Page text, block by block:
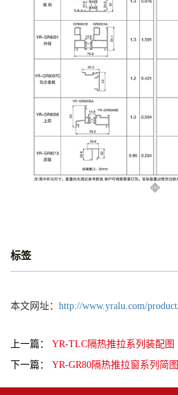
标签
本文网址： http://www.yralu.com/
上一篇：
YR-TLC隔热推拉系列装配图
下一篇：
YR-GR80隔热推拉窗系列简图